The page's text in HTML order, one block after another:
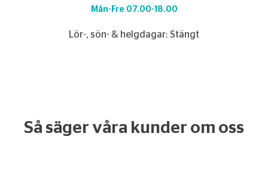
Mån-Fre 07.00-18.00
Lör-, sön- & helgdagar: Stängt
Så säger våra kunder om oss